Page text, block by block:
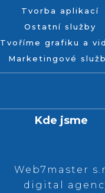
Tvorba aplikací
Ostatní služby
Tvoříme grafiku a
Marketingové
Kde jsme
Web7master
digital